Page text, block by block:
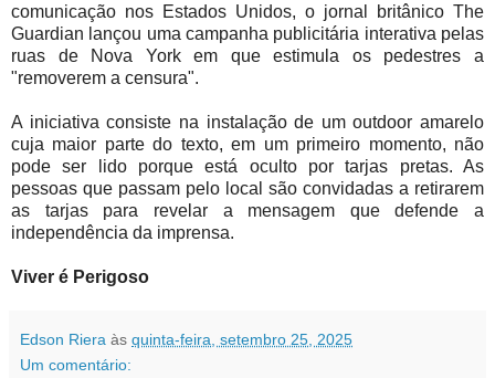
comunicação nos Estados Unidos, o jornal britânico The
Guardian lançou uma campanha publicitária interativa pelas
ruas de Nova York em que estimula os pedestres a
"removerem a censura".
A iniciativa consiste na instalação de um outdoor amarelo
cuja maior parte do texto, em um primeiro momento, não
pode ser lido porque está oculto por tarjas pretas. As
pessoas que passam pelo local são convidadas a retirarem
as tarjas para revelar a mensagem que defende a
independência da imprensa.
Viver é Perigoso
Edson Riera às quinta-feira, setembro 25, 2025
Um comentário: